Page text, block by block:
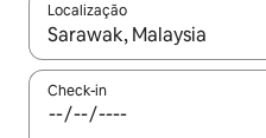
Localização
Quando os resultados
Check-in